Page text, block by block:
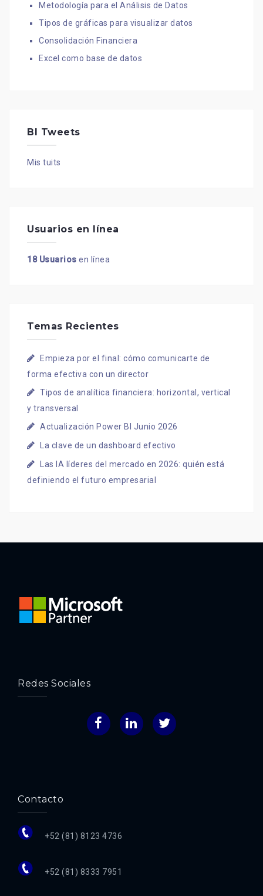
Metodología para el Análisis de Datos
Tipos de gráficas para visualizar datos
Consolidación Financiera
Excel como base de datos
BI Tweets
Mis tuits
Usuarios en línea
18 Usuarios en línea
Temas Recientes
Empieza por el final: cómo comunicarte de
forma efectiva con un director
Tipos de analítica financiera: horizontal, vertical
y transversal
Actualización Power BI Junio 2026
La clave de un dashboard efectivo
Las IA líderes del mercado en 2026: quién está
definiendo el futuro empresarial
Redes Sociales
FacebookLinkedInTwitter
Contacto
+52 (81) 8123 4736
+52 (81) 8333 7951